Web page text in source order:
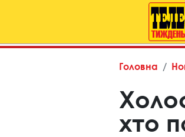
Головна
хто